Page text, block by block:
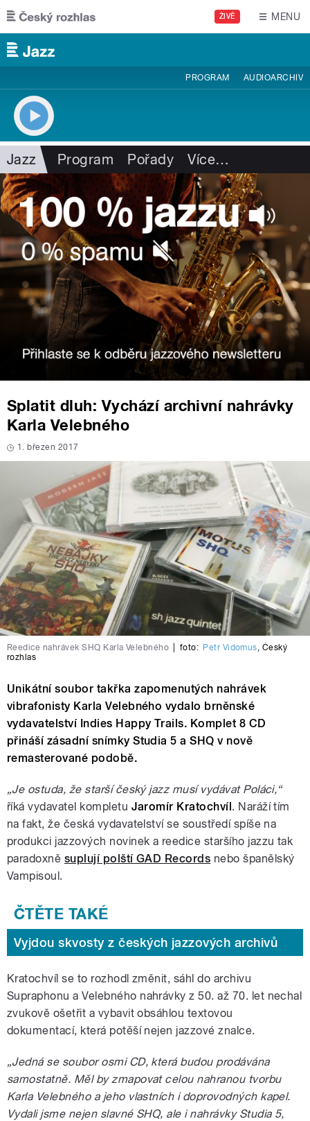
Přejít k hlavnímu obsahu
ŽIVĚ MENU
PROGRAM AUDIOARCHIV
Jazz Program Pořady Více…
Splatit dluh: Vychází archivní nahrávky
Karla Velebného
1. březen 2017
Reedice nahrávek SHQ Karla Velebného foto: Petr Vidomus, Český
rozhlas
Unikátní soubor takřka zapomenutých nahrávek
vibrafonisty Karla Velebného vydalo brněnské
vydavatelství Indies Happy Trails. Komplet 8 CD
přináší zásadní snímky Studia 5 a SHQ v nově
remasterované podobě.
„Je ostuda, že starší český jazz musí vydávat Poláci,“
říká vydavatel kompletu Jaromír Kratochvíl. Naráží tím
na fakt, že česká vydavatelství se soustředí spíše na
produkci jazzových novinek a reedice staršího jazzu tak
paradoxně suplují polští GAD Records nebo španělský
Vampisoul.
Vyjdou skvosty z českých jazzových archivů
Kratochvíl se to rozhodl změnit, sáhl do archivu
Supraphonu a Velebného nahrávky z 50. až 70. let nechal
zvukově ošetřit a vybavit obsáhlou textovou
dokumentací, která potěší nejen jazzové znalce.
„Jedná se soubor osmi CD, která budou prodávána
samostatně. Měl by zmapovat celou nahranou tvorbu
Karla Velebného a jeho vlastních i doprovodných kapel.
Vydali jsme nejen slavné SHQ, ale i nahrávky Studia 5,